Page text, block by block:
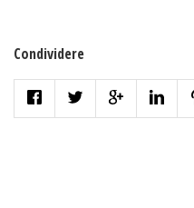
Condividere